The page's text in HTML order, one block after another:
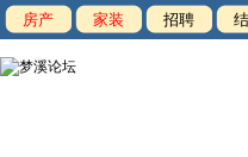
房产 家装 招聘